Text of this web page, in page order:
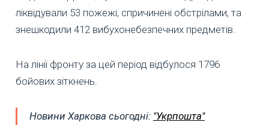
ліквідували 53 пожежі, спричинені обстрілами, та
знешкодили 412 вибухонебезпечних предметів.
На лінії фронту за цей період відбулося 1796
бойових зіткнень.
Новини Харкова сьогодні: "Укрпошта"